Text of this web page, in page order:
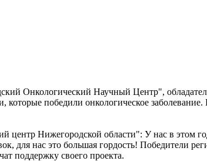
Онкологический Научный Центр",
победили онкологическое
Нижегородской области": У нас в этом
для нас это большая гордость! Победители
поддержку своего проекта.